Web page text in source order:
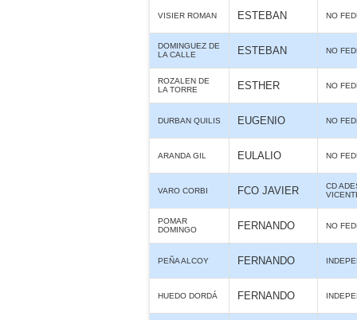
VISIER ROMAN ESTEBAN NO
DOMINGUEZ DE
LA CALLE
ESTEBAN NO
ROZALEN DE
LA TORRE
ESTHER NO
DURBAN QUILIS EUGENIO NO
ARANDA GIL EULALIO NO
VARO CORBI FCO JAVIER
CD
POMAR
DOMINGO
FERNANDO NO
PEÑA ALCOY FERNANDO
HUEDO DORDÁ FERNANDO